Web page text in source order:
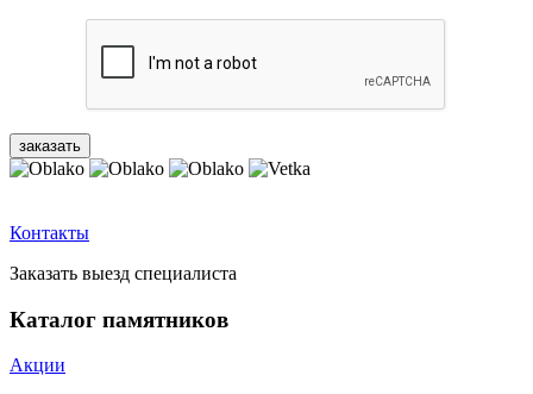
Контакты
Заказать выезд специалиста
Каталог памятников
Акции